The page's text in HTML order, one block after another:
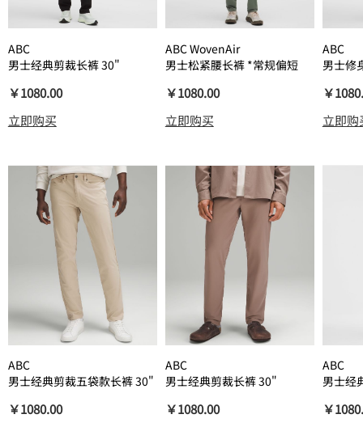
ABC
男士经典剪裁长裤 30"
￥1080.00
立即购买
ABC WovenAir
男士松紧腰长裤 *常规偏短
￥1080.00
立即购买
ABC
男士修
￥
立即购
ABC
男士经典剪裁五袋款长裤 30"
￥1080.00
ABC
男士经典剪裁长裤 30"
￥1080.00
ABC
男士经
￥